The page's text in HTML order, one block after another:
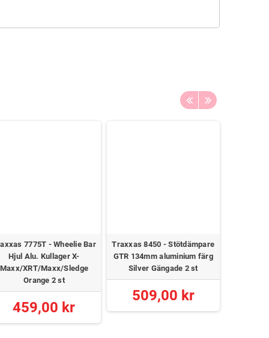
7775T - Wheelie Bar
Hjul Alu. Kullager X-
Maxx/XRT/Maxx/Sledge
Orange 2 st
459,00 kr
Traxxas 8450 - Stötdämpare
GTR 134mm aluminium färg
Silver Gängade 2 st
509,00 kr